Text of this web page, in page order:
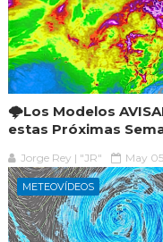
🌩️Los Modelos
estas Próximas
Jorge Rey | "JR" May
METEOVÍDEOS